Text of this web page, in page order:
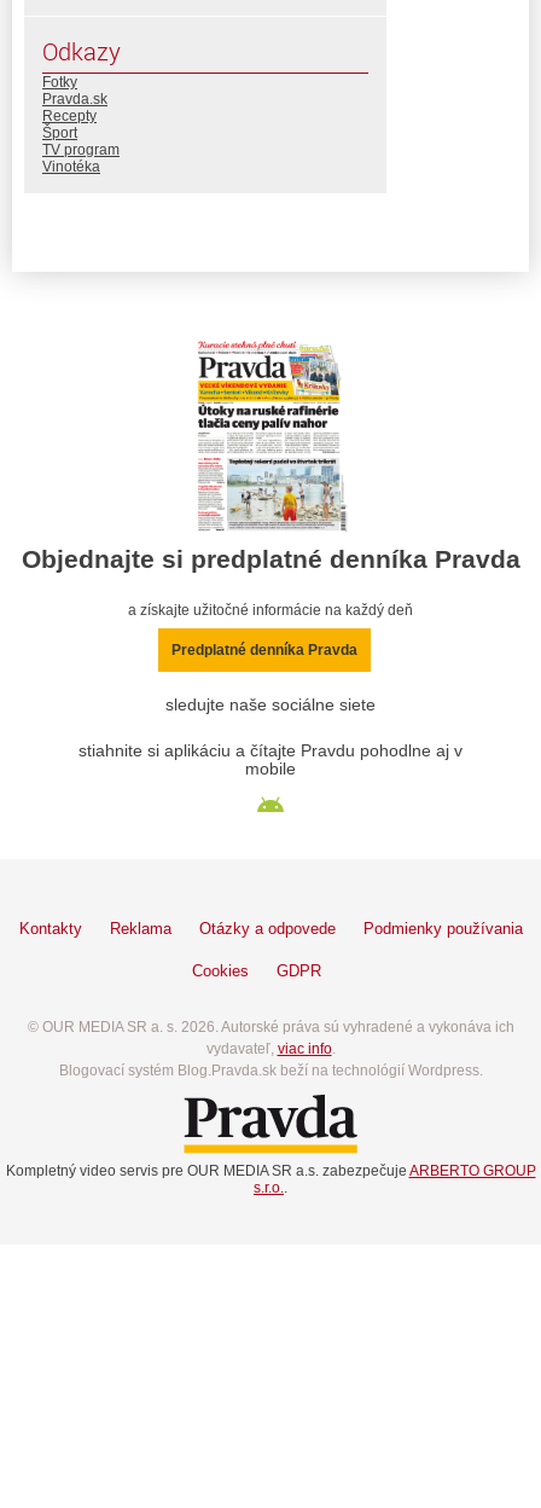
Odkazy
Fotky
Pravda.sk
Recepty
Šport
TV program
Vinotéka
Objednajte si predplatné denníka Pravda
a získajte užitočné informácie na každý deň
Predplatné denníka Pravda
sledujte naše sociálne siete
stiahnite si aplikáciu a čítajte Pravdu pohodlne aj v
mobile
Kontakty Reklama Otázky a odpovede Podmienky používania
Cookies GDPR
© OUR MEDIA SR a. s. 2026. Autorské práva sú vyhradené a vykonáva ich
vydavateľ, viac info.
Blogovací systém Blog.Pravda.sk beží na technológií Wordpress.
Kompletný video servis pre OUR MEDIA SR a.s. zabezpečuje ARBERTO GROUP
s.r.o..